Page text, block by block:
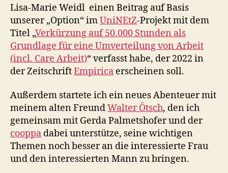
Lisa-Marie Weidl einen Beitrag auf Basis
unserer „Option“ imUniNEtZ-Projekt mit dem
Titel „Verkürzung auf 50.000 Stunden als
Grundlage für eine Umverteilung von Arbeit
(incl. Care Arbeit)“ verfasst habe, der 2022 in
der ZeitschriftEmpirica erscheinen soll.
Außerdem startete ich ein neues Abenteuer mit
meinem alten FreundWalter Ötsch, den ich
gemeinsam mit Gerda Palmetshofer und der
cooppa dabei unterstütze, seine wichtigen
Themen noch besser an die interessierte Frau
und den interessierten Mann zu bringen.